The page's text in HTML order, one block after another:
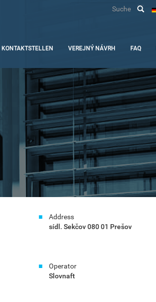
Suche
KONTAKTSTELLEN VEREJNÝ NÁVRH FAQ
Address
sídl. Sekčov 080 01 Prešov
Operator
Slovnaft